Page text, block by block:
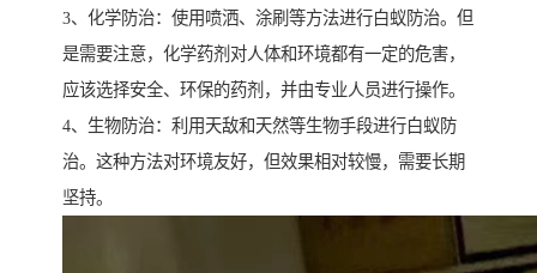
3、化学防治：使用喷洒、涂刷等方法进行白蚁防治。但
是需要注意，化学药剂对人体和环境都有一定的危害，
应该选择安全、环保的药剂，并由专业人员进行操作。
4、生物防治：利用天敌和天然等生物手段进行白蚁防
治。这种方法对环境友好，但效果相对较慢，需要长期
坚持。